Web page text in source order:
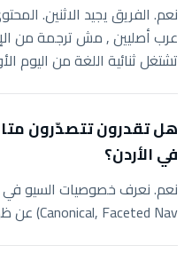
نعم. الفريق يجيد الاثنين.
عرب أصليين , مش ترجمة من
تشتغل ثنائية اللغة من اليوم
هل تقدرون تتصدّرون
في الأردن؟
Canonical, Faceted Nav) عن ظهر قلب.